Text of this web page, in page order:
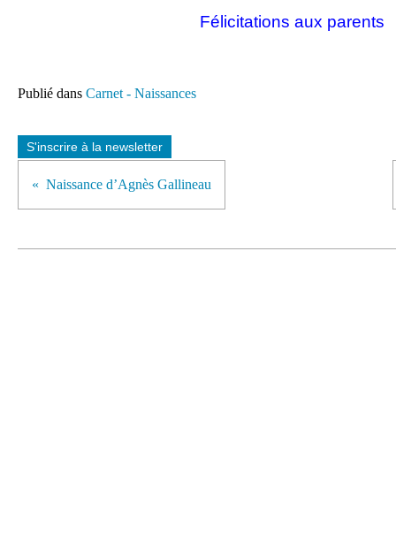
Félicitations aux parents
Publié dans Carnet - Naissances
S'inscrire à la newsletter
Naissance d’Agnès Gallineau